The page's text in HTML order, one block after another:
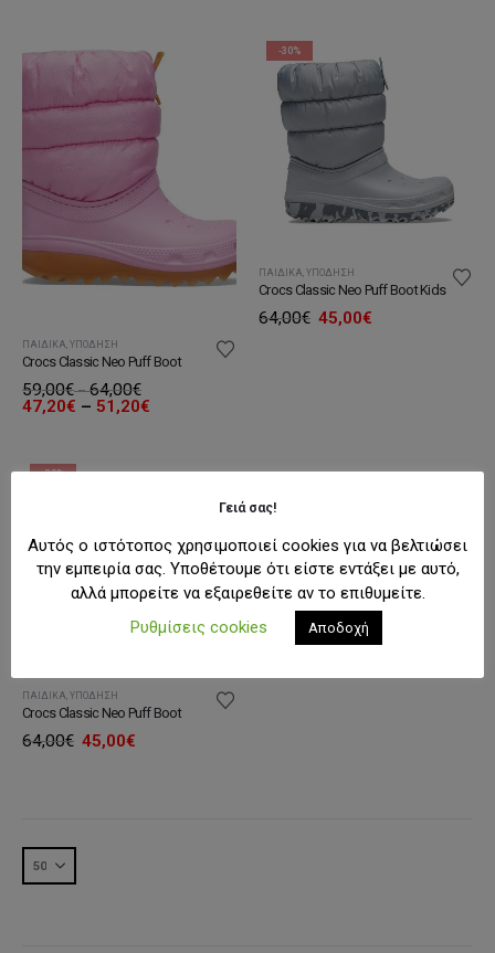
ΠΑΙΔΙΚΆ ΥΠΌΔΗΣΗ
Crocs Classic Neo Puff Boot
59,00€ – 64,00€Price
range:
59,00€
47,20€ – 51,20€
51,20€
-30%
ΠΑΙΔΙΚΆ ΥΠΌΔΗΣΗ
Crocs Classic Neo Puff Boot Kids
64,00€ Original
45,00€Η
-30%
ΠΑΙΔΙΚΆ ΥΠΌΔΗΣΗ
Crocs Classic Neo Puff Boot
64,00€ Original
45,00€Η
Γειά σας!
Αυτός ο ιστότοπος χρησιμοποιεί cookies για να βελτιώσει
την εμπειρία σας. Υποθέτουμε ότι είστε εντάξει με αυτό,
αλλά μπορείτε να εξαιρεθείτε αν το επιθυμείτε.
Ρυθμίσεις cookies
Αποδοχή